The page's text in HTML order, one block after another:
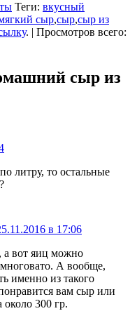
Теги: вкусный
сыр,сыр,сыр из
. | Просмотров всего:
сыр из
литру, то остальные
в 17:06
а вот яиц можно
А вообще,
именно из такого
вам сыр или
около 300 гр.